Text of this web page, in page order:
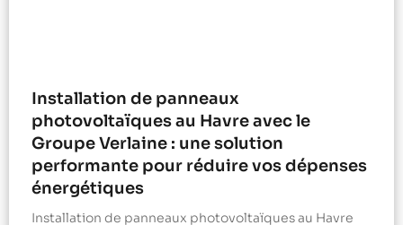
Installation de panneaux
photovoltaïques au Havre avec le
Groupe Verlaine : une solution
performante pour réduire vos dépenses
énergétiques
Installation de panneaux photovoltaïques au Havre